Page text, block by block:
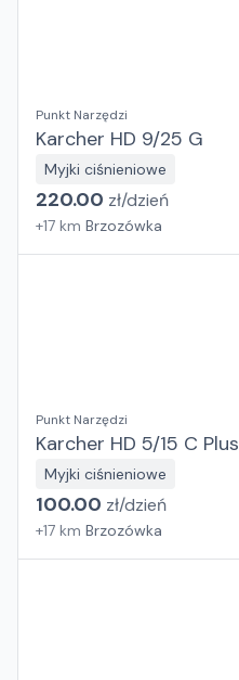
Punkt Narzędzi
Karcher HD 9/25 G
Myjki ciśnieniowe
220.00 zł/dzień
+17 km Brzozówka
Punkt Narzędzi
Karcher HD 5/15 C Plus
Myjki ciśnieniowe
100.00 zł/dzień
+17 km Brzozówka